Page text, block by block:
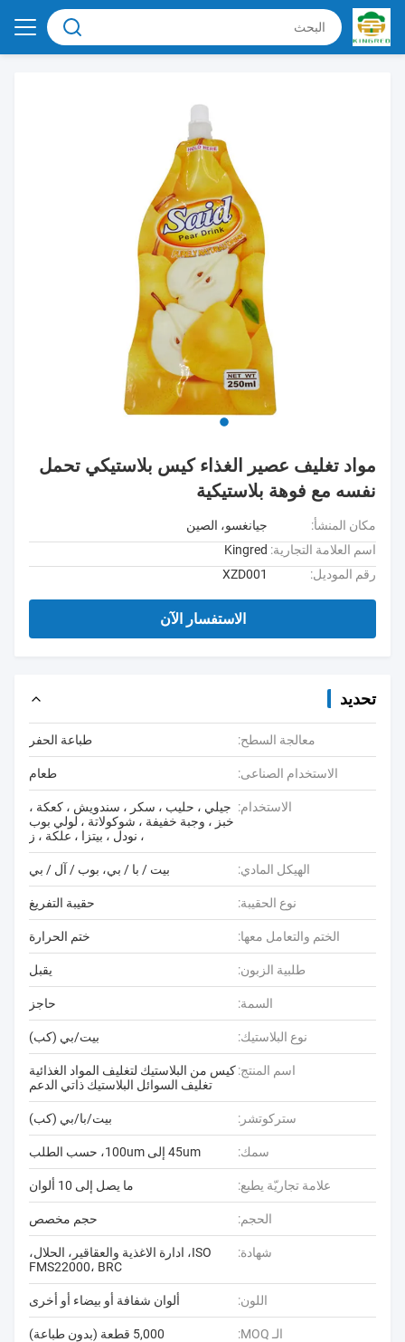
مواد تغليف عصير الغذاء كيس بلاستيكي تحمل
نفسه مع فوهة بلاستيكية
مكان المنشأ:
جيانغسو، الصين
اسم العلامة التجارية: Kingred
رقم الموديل:
XZD001
الاستفسار الآن
تحديد
معالجة السطح: طباعة الحفر
الاستخدام الصناعى: طعام
الاستخدام: جيلي ، حليب ، سكر ، سندويش ، كعكة ،
خبز ، وجبة خفيفة ، شوكولاتة ، لولي بوب
، نودل ، بيتزا ، علكة ، ز
الهيكل المادي: بيت / با / بي، بوب / آل / بي
نوع الحقيبة: حقيبة التفريغ
الختم والتعامل معها: ختم الحرارة
طلبية الزبون: يقبل
السمة: حاجز
نوع البلاستيك: بيت/بي (كب)
اسم المنتج:كيس من البلاستيك لتغليف المواد الغذائية
تغليف السوائل البلاستيك ذاتي الدعم
ستركوتشر: بيت/با/بي (كب)
سمك: 45um إلى 100um، حسب الطلب
علامة تجاريّة يطبع: ما يصل إلى 10 ألوان
الحجم: حجم مخصص
شهادة:
ISO، ادارة الاغذية والعقاقير، الحلال،
FMS22000، BRC
اللون: ألوان شفافة أو بيضاء أو أخرى
الـ MOQ: 5,000 قطعة (بدون طباعة)